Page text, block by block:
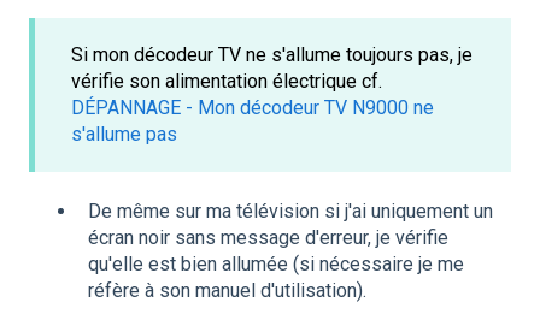
Si mon décodeur TV ne s'allume toujours pas, je
vérifie son alimentation électrique cf.
DÉPANNAGE - Mon décodeur TV N9000 ne
s'allume pas
De même sur ma télévision si j'ai uniquement un
écran noir sans message d'erreur, je vérifie
qu'elle est bien allumée (si nécessaire je me
réfère à son manuel d'utilisation).